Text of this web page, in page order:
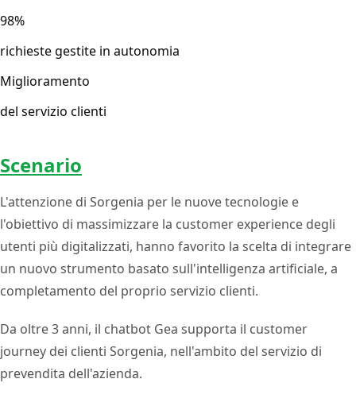
98%
richieste gestite in autonomia
Miglioramento
del servizio clienti
Scenario
L'attenzione di Sorgenia per le nuove tecnologie e
l'obiettivo di massimizzare la customer experience degli
utenti più digitalizzati, hanno favorito la scelta di integrare
un nuovo strumento basato sull'intelligenza artificiale, a
completamento del proprio servizio clienti.
Da oltre 3 anni, il chatbot Gea supporta il customer
journey dei clienti Sorgenia, nell'ambito del servizio di
prevendita dell'azienda.